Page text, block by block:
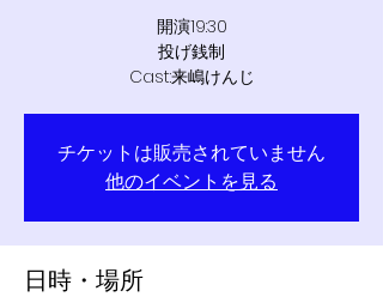
開演19:30
投げ銭制
Cast:来嶋けんじ
チケットは販売されていません
他のイベントを見る
日時・場所